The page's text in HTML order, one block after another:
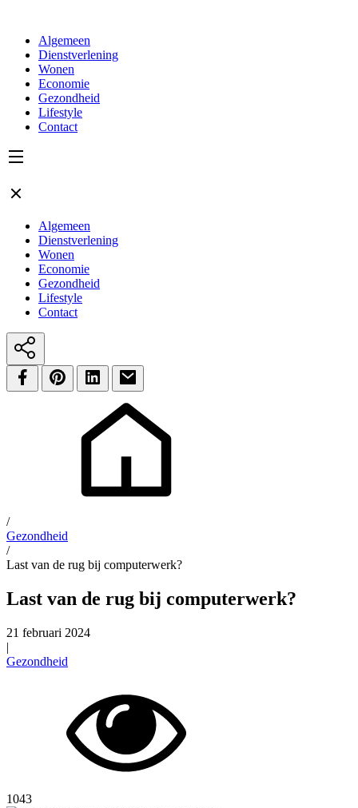
Algemeen
Dienstverlening
Wonen
Economie
Gezondheid
Lifestyle
Contact
Algemeen
Dienstverlening
Wonen
Economie
Gezondheid
Lifestyle
Contact
/
Gezondheid
/
Last van de rug bij computerwerk?
Last van de rug bij computerwerk?
21 februari 2024
|
Gezondheid
1043